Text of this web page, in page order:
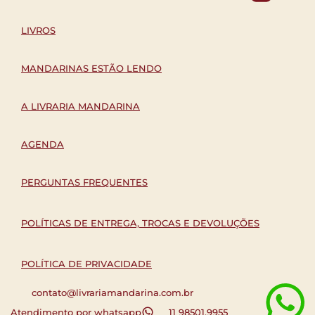
LIVROS
MANDARINAS ESTÃO LENDO
A LIVRARIA MANDARINA
AGENDA
PERGUNTAS FREQUENTES
POLÍTICAS DE ENTREGA, TROCAS E DEVOLUÇÕES
POLÍTICA DE PRIVACIDADE
contato@livrariamandarina.com.br
Atendimento por whatsapp
11 98501.9955